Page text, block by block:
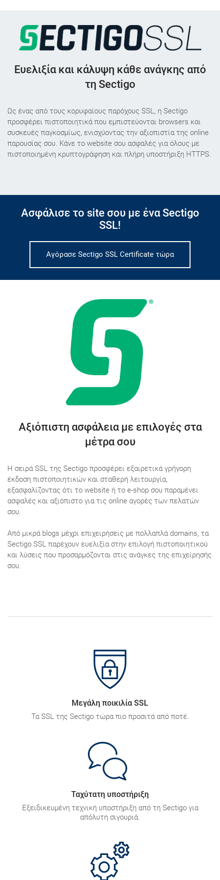
Ευελιξία και κάλυψη κάθε ανάγκης από
τη Sectigo
Ως ένας από τους κορυφαίους παρόχους SSL, η Sectigo
προσφέρει πιστοποιητικά που εμπιστεύονται browsers και
συσκευές παγκοσμίως, ενισχύοντας την αξιοπιστία της online
παρουσίας σου. Κάνε το website σου ασφαλές για όλους με
πιστοποιημένη κρυπτογράφηση και πλήρη υποστήριξη HTTPS.
Ασφάλισε το site σου με ένα Sectigo
SSL!
Αγόρασε Sectigo SSL Certificate τώρα
Αξιόπιστη ασφάλεια με επιλογές στα
μέτρα σου
Η σειρά SSL της Sectigo προσφέρει εξαιρετικά γρήγορη
έκδοση πιστοποιητικών και σταθερή λειτουργία,
εξασφαλίζοντας ότι το website ή το e-shop σου παραμένει
ασφαλές και αξιόπιστο για τις online αγορές των πελατών
σου.
Από μικρά blogs μέχρι επιχειρήσεις με πολλαπλά domains, τα
Sectigo SSL παρέχουν ευελιξία στην επιλογή πιστοποιητικού
και λύσεις που προσαρμόζονται στις ανάγκες της επιχείρησής
σου.
Μεγάλη ποικιλία SSL
Τα SSL της Sectigo τώρα πιο προσιτά από ποτέ.
Ταχύτατη υποστήριξη
Eξειδικευμένη τεχνική υποστήριξη από τη Sectigo για
απόλυτη σιγουριά.